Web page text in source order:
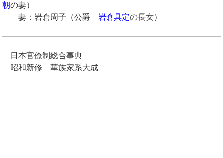
朝の妻）
妻：岩倉周子（公爵 岩倉具定の長女）
日本官僚制総合事典
昭和新修 華族家系大成